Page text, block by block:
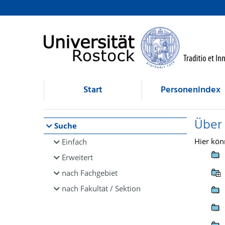
Browsen
direkt zum Inhalt
Start Personenindex
Suche
Einfach
Erweitert
nach Fachgebiet
nach Fakultät / Sektion
Hier